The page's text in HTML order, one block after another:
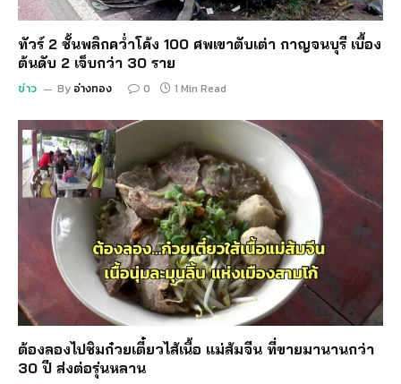
ทัวร์ 2 ชั้นพลิกคว่ำโค้ง 100 ศพเขาตับเต่า กาญจนบุรี เบื้อง
ต้นดับ 2 เจ็บกว่า 30 ราย
ข่าว By อ่างทอง 0 1 Min Read
ต้องลองไปชิมก๋วยเตี๋ยวไส้เนื้อ แม่ส้มจีน ที่ขายมานานกว่า
30 ปี ส่งต่อรุ่นหลาน